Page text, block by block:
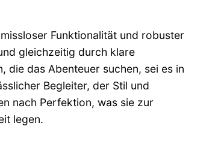
Funktionalität und robuster
gleichzeitig durch klare
die das Abenteuer suchen, sei es in
Begleiter, der Stil und
nach Perfektion, was sie zur
legen.